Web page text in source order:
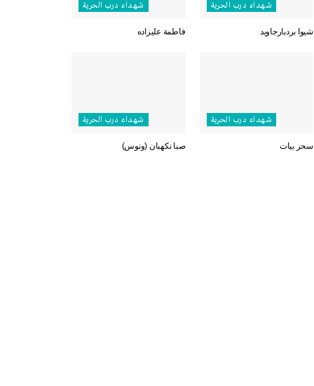
شهداء درب الحرية
شيوا بردبارجاويد
شهداء درب الحرية
فاطمة عليزاده
شهداء درب الحرية
سحر بيات
شهداء درب الحرية
صبا نكهبان (ونوس)